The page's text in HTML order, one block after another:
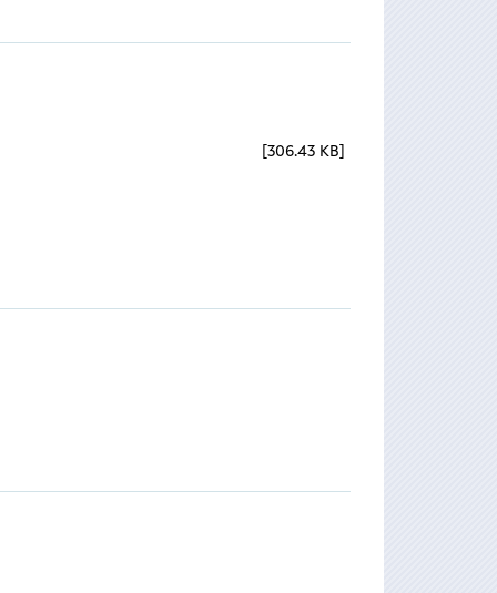
306.43 KB